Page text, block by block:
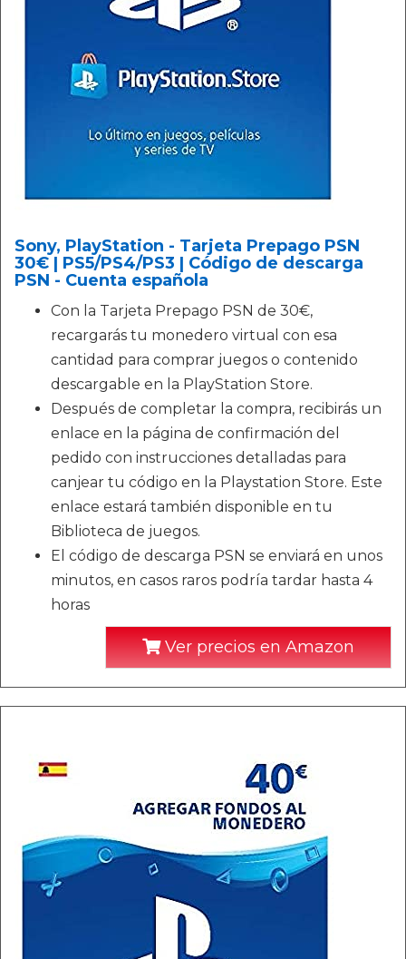
Sony, PlayStation - Tarjeta Prepago PSN
30€ | PS5/PS4/PS3 | Código de descarga
PSN - Cuenta española
Con la Tarjeta Prepago PSN de 30€,
recargarás tu monedero virtual con esa
cantidad para comprar juegos o contenido
descargable en la PlayStation Store.
Después de completar la compra, recibirás un
enlace en la página de confirmación del
pedido con instrucciones detalladas para
canjear tu código en la Playstation Store. Este
enlace estará también disponible en tu
Biblioteca de juegos.
El código de descarga PSN se enviará en unos
minutos, en casos raros podría tardar hasta 4
horas
Ver precios en Amazon